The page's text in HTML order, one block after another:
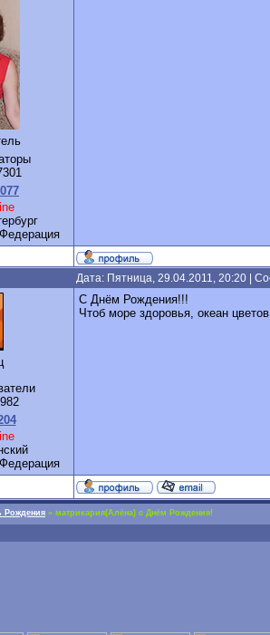
Дата: Пятница, 29.04.2011, 20:20 |
982
С Днём Рождения!!!
Чтоб море здоровья, океан
Рождения » матрикария(Алёна) с Днём Рождения!